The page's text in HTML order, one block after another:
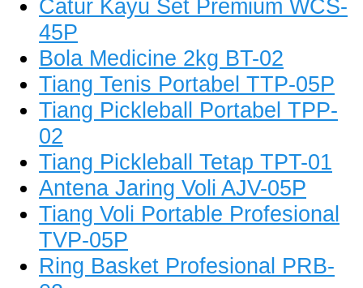
Catur Kayu Set Premium WCS-
45P
Bola Medicine 2kg BT-02
Tiang Tenis Portabel TTP-05P
Tiang Pickleball Portabel TPP-
02
Tiang Pickleball Tetap TPT-01
Antena Jaring Voli AJV-05P
Tiang Voli Portable Profesional
TVP-05P
Ring Basket Profesional PRB-